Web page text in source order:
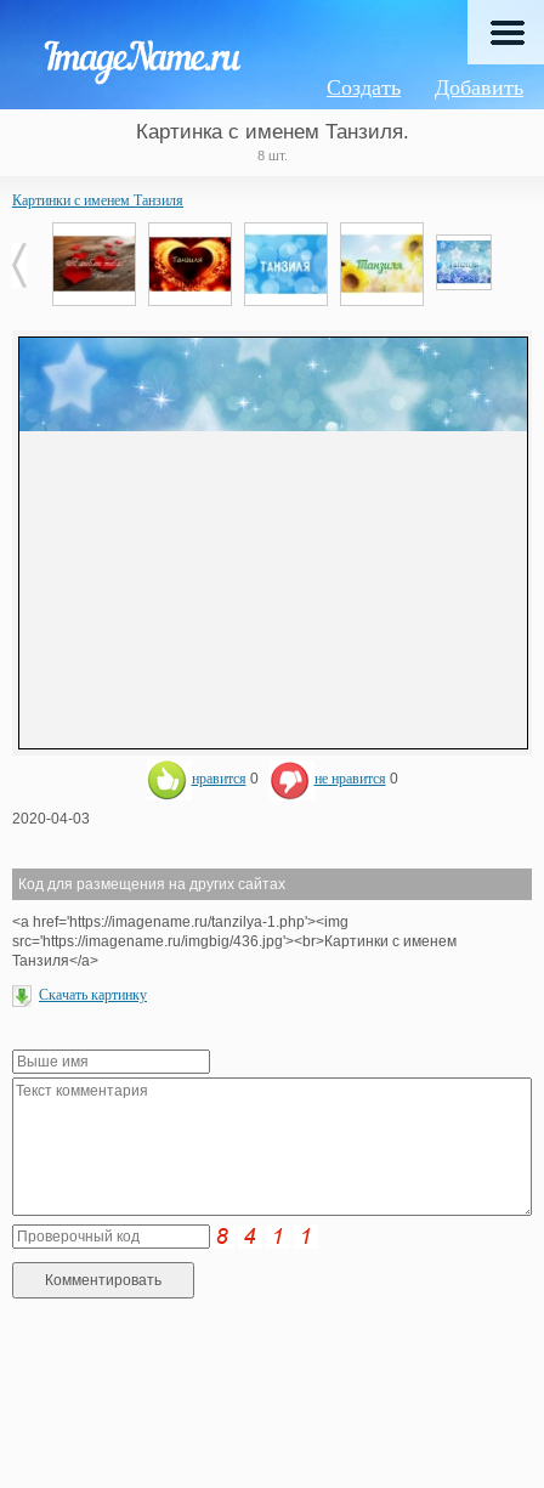
Добавить
Создать
Картинка с именем Танзиля.
8 шт.
Картинки с именем Танзиля
нравится 0 не нравится 0
2020-04-03
Код для размещения на других сайтах
<a href='https://imagename.ru/tanzilya-1.php'><img
src='https://imagename.ru/imgbig/436.jpg'><br>Картинки с именем
Танзиля</a>
Скачать картинку